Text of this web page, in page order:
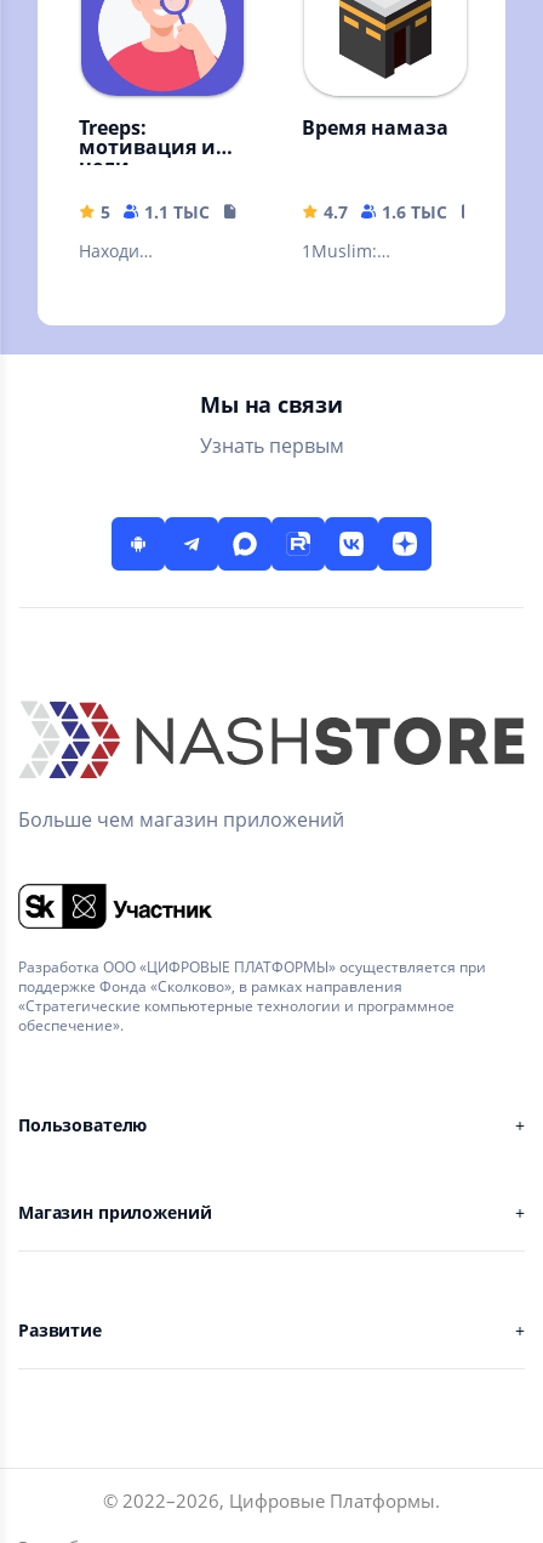
Treeps:
мотивация и
цели
5 1.1 ТЫС
24.6 MB
Находи
привычки, ставь
цели и организуй
Время намаза
4.7 1.6 ТЫС
1Muslim:
Кибла, Рамадан
виджет и
Мы на связи
Узнать первым
Больше чем магазин приложений
Разработка ООО «ЦИФРОВЫЕ ПЛАТФОРМЫ» осуществляется при
поддержке Фонда «Сколково», в рамках направления
«Стратегические компьютерные технологии и программное
обеспечение».
Пользователю
Магазин приложений
Развитие
© 2022–2026, Цифровые Платформы.